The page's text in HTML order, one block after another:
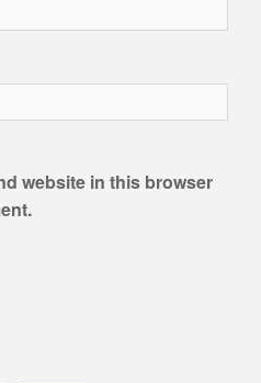
website in this browser